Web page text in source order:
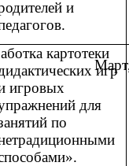
и
картотеки
игр
игровых
для
по